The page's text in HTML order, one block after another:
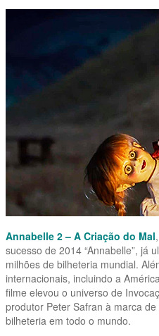
Annabelle 2 – A Criação do Mal
sucesso de 2014 “Annabelle”, já
milhões de bilheteria mundial.
internacionais, incluindo a
filme elevou o universo de
produtor Peter Safran à marca
bilheteria em todo o mundo.